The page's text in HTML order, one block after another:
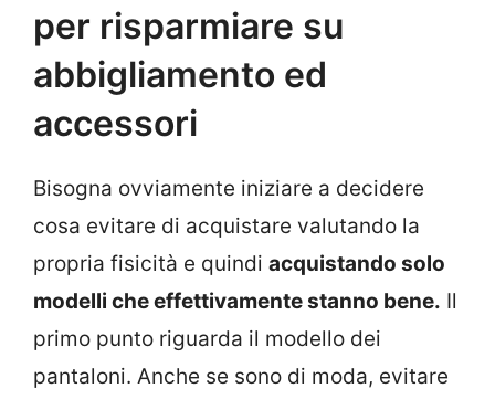
per risparmiare su
abbigliamento ed
accessori
Bisogna ovviamente iniziare a decidere
cosa evitare di acquistare valutando la
propria fisicità e quindi acquistando solo
modelli che effettivamente stanno bene. Il
primo punto riguarda il modello dei
pantaloni. Anche se sono di moda, evitare